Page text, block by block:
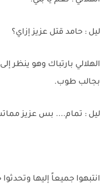
ليل : حامد قتل عزيز إزاي؟
الهلالي بارتباك وهو ينظر
بجالب طوب.
ليل : تمام.... بس عزيز
انتبهوا جميعاً إليها